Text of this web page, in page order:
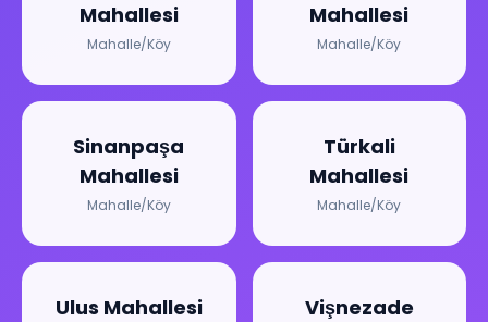
Mahallesi
Mahalle/Köy
Mahallesi
Mahalle/Köy
Sinanpaşa
Mahallesi
Mahalle/Köy
Türkali
Mahallesi
Mahalle/Köy
Ulus Mahallesi
Vişnezade